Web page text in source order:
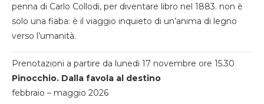
penna di Carlo Collodi, per diventare libro nel 1883. non è
solo una fiaba: è il viaggio inquieto di un’anima di legno
verso l’umanità.
Prenotazioni a partire da lunedi 17 novembre ore 15.30
Pinocchio. Dalla favola al destino
febbraio – maggio 2026